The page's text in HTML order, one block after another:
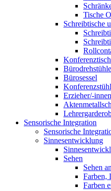
Tische
Schreibtische
Bürodrehstühle
Bürosessel
Erzieher/-
Sensorische Integration
Sensorische
Sinnesentwicklung
Sehen
Sehen
Farben,
Farben